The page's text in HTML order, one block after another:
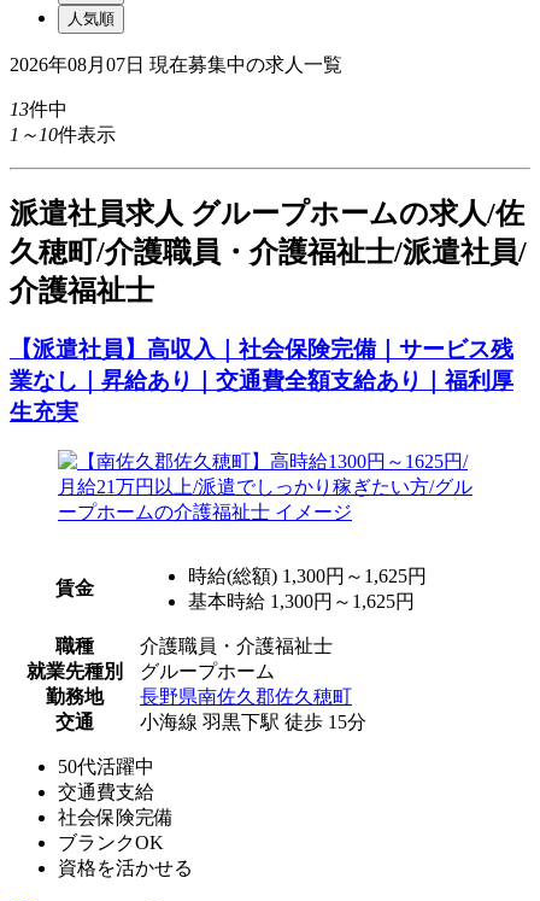
人気順
2026年08月07日 現在募集中の求人一覧
13件中
1～10件表示
派遣社員求人 グループホームの求人/佐
久穂町/介護職員・介護福祉士/派遣社員/
介護福祉士
【派遣社員】高収入｜社会保険完備｜サービス残
業なし｜昇給あり｜交通費全額支給あり｜福利厚
生充実
賃金
時給(総額) 1,300円～1,625円
基本時給 1,300円～1,625円
職種
介護職員・介護福祉士
就業先種別
グループホーム
勤務地
長野県南佐久郡佐久穂町
交通
小海線 羽黒下駅 徒歩 15分
50代活躍中
交通費支給
社会保険完備
ブランクOK
資格を活かせる